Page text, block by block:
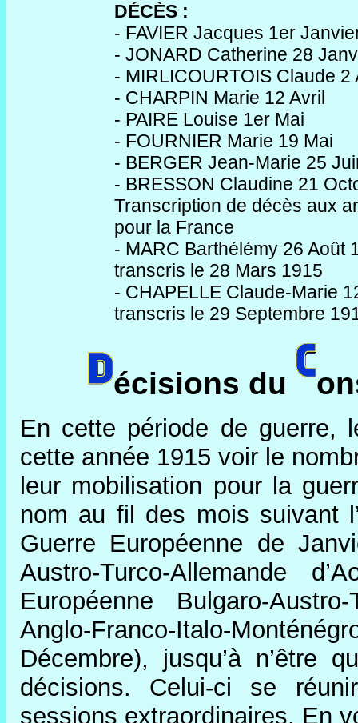
DÉCÈS :
- FAVIER Jacques 1er
- JONARD Catherine 28
- MIRLICOURTOIS Claude 2
- CHARPIN Marie 12 Avril
- PAIRE Louise 1er Mai
- FOURNIER Marie 19 Mai
- BERGER Jean-Marie 25
- BRESSON Claudine 21
Transcription de décès aux
pour la France
- MARC Barthélémy 26 Août
transcris le 28 Mars 1915
- CHAPELLE Claude-Marie
transcris le 29 Septembre
écisions du
En cette période de guerre,
cette année 1915 voir le
leur mobilisation pour la
nom au fil des mois suivant
Guerre Européenne de
Austro-Turco-Allemande
Européenne Bulgaro-
Anglo-Franco-Italo-
Décembre), jusqu’à n’être
décisions. Celui-ci se
sessions extraordinaires. En